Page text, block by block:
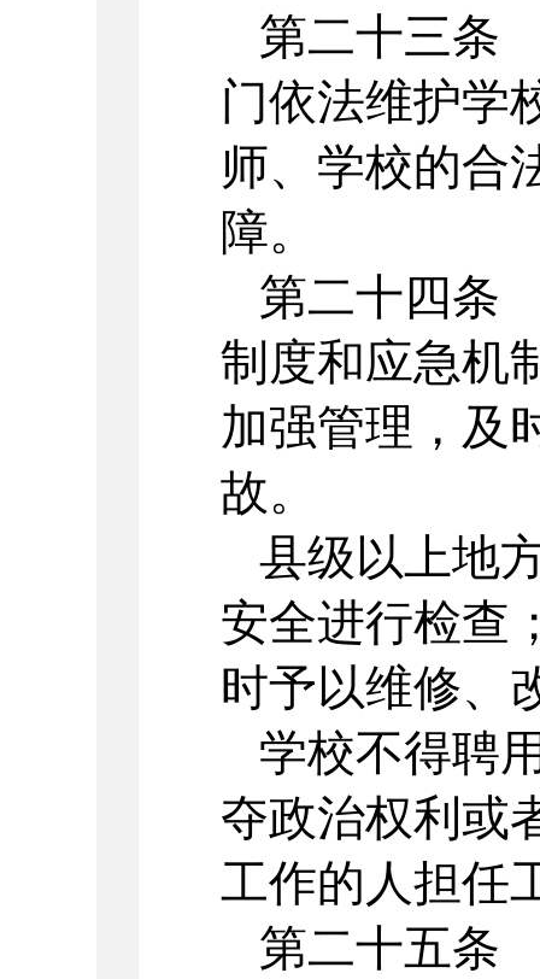
第二十三条
门依法维护学
师、学校的合
障。
第二十四条
制度和应急机
加强管理，及
故。
县级以上地
安全进行检查
时予以维修、
学校不得聘
夺政治权利或
工作的人担任
第二十五条